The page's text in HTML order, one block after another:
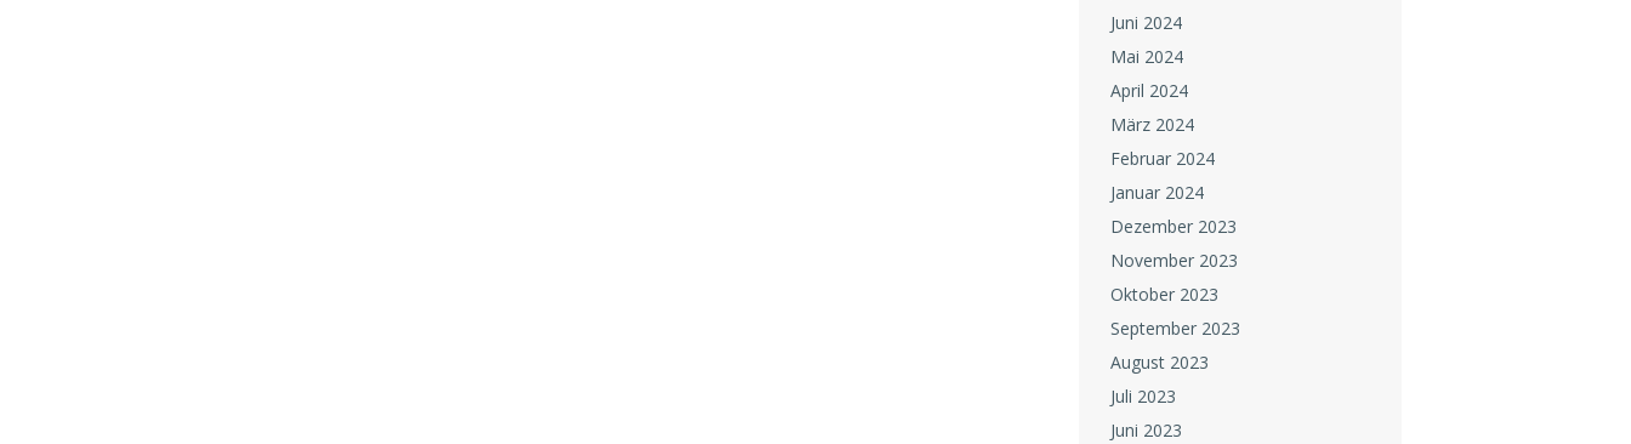
Juni 2024
Mai 2024
April 2024
März 2024
Februar 2024
Januar 2024
Dezember 2023
November 2023
Oktober 2023
September 2023
August 2023
Juli 2023
Juni 2023